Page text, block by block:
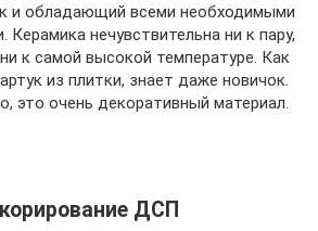
и обладающий всеми необходимыми
Керамика нечувствительна ни к пару,
к самой высокой температуре. Как
из плитки, знает даже новичок.
это очень декоративный материал.
ДСП